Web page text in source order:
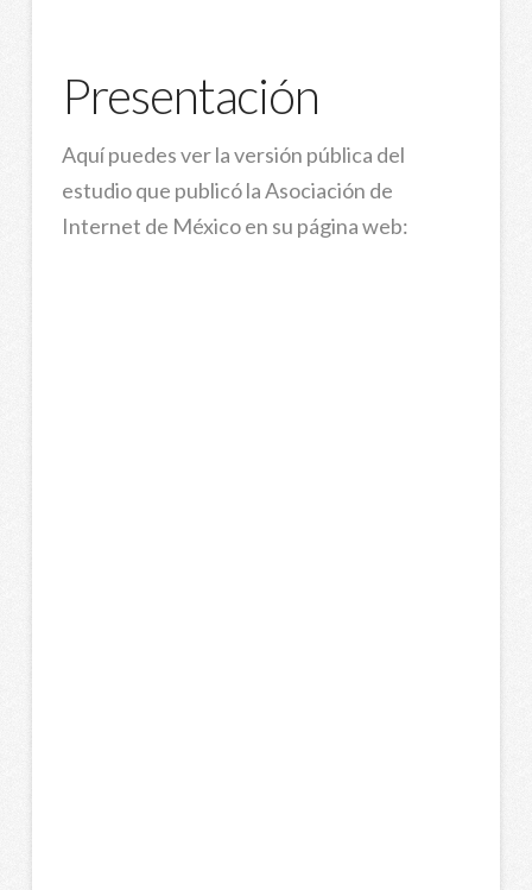
Presentación
Aquí puedes ver la versión pública del
estudio que publicó la Asociación de
Internet de México en su página web: